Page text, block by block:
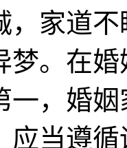
，家道
梦。在
一，婚
应当遵